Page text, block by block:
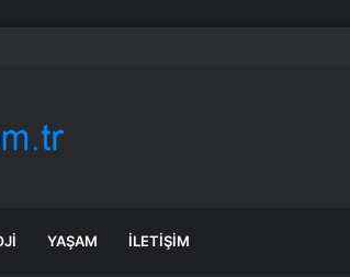
YAŞAM İLETIŞIM